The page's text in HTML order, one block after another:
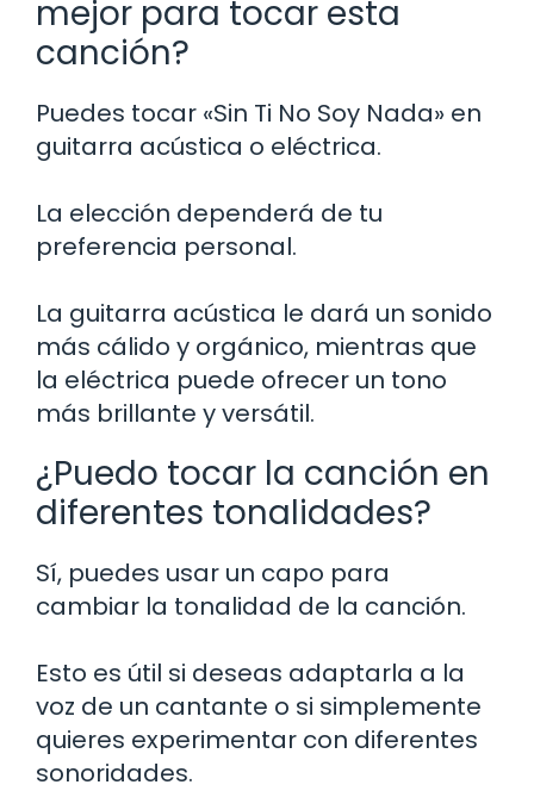
mejor para tocar esta
canción?
Puedes tocar «Sin Ti No Soy Nada» en
guitarra acústica o eléctrica.
La elección dependerá de tu
preferencia personal.
La guitarra acústica le dará un sonido
más cálido y orgánico, mientras que
la eléctrica puede ofrecer un tono
más brillante y versátil.
¿Puedo tocar la canción en
diferentes tonalidades?
Sí, puedes usar un capo para
cambiar la tonalidad de la canción.
Esto es útil si deseas adaptarla a la
voz de un cantante o si simplemente
quieres experimentar con diferentes
sonoridades.